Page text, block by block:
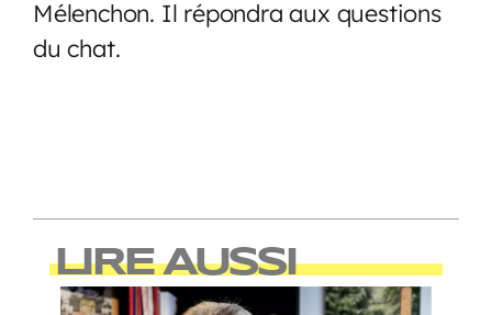
Mélenchon. Il répondra aux questions
du chat.
LIRE AUSSI